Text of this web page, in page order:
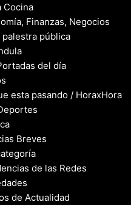
Cocina
Finanzas, Negocios
palestra pública
del día
esta pasando / HoraxHora
Breves
de las Redes
de Actualidad